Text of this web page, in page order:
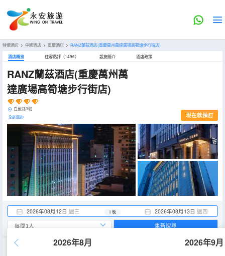
特價酒店 > 中國酒店 > 重慶酒店 > RANZ蘭茲酒店(重慶萬州萬達廣場高筍塘步行街店)
酒店概览 住客點評（1496） 設施簡介 酒店政策
RANZ蘭茲酒店(重慶萬州萬
達廣場高筍塘步行街店)
白巖路3號
全部設施> 現在就預訂
2026年08月12日 週三 2026年08月13日 週四
1 晚
2026年8月 2026年9月
重新搜尋